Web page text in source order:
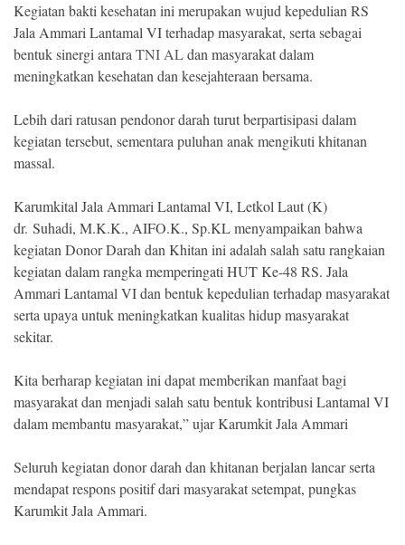
Kegiatan bakti kesehatan ini merupakan wujud kepedulian RS
Jala Ammari Lantamal VI terhadap masyarakat, serta sebagai
bentuk sinergi antaraTNI ALdan masyarakat dalam
meningkatkan kesehatan dan kesejahteraan bersama.
Lebih dari ratusan pendonor darah turut berpartisipasi dalam
kegiatan tersebut, sementara puluhan anak mengikuti khitanan
massal.
Karumkital Jala Ammari Lantamal VI, Letkol Laut (K)
dr. Suhadi, M.K.K., AIFO.K., Sp.KL menyampaikan bahwa
kegiatan Donor Darah dan Khitan ini adalah salah satu rangkaian
kegiatan dalam rangka memperingati HUT Ke-48 RS. Jala
Ammari Lantamal VI dan bentuk kepedulian terhadap masyarakat
serta upaya untuk meningkatkan kualitas hidup masyarakat
sekitar.
Kita berharap kegiatan ini dapat memberikan manfaat bagi
masyarakat dan menjadi salah satu bentuk kontribusi Lantamal VI
dalam membantu masyarakat,” ujar Karumkit Jala Ammari
Seluruh kegiatan donor darah dan khitanan berjalan lancar serta
mendapat respons positif dari masyarakat setempat, pungkas
Karumkit Jala Ammari.